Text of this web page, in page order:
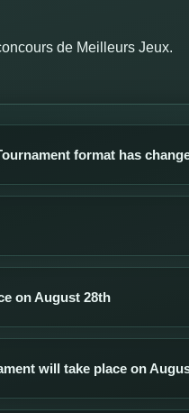
de Meilleurs Jeux.
format has
on August 28th
will take place on